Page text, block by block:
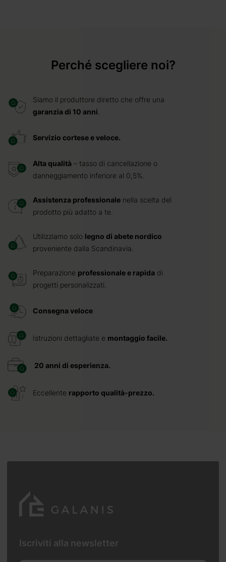
Perché scegliere noi?
Siamo il produttore diretto che offre una
garanzia di 10 anni
Servizio cortese e veloce.
Alta qualità – tasso di cancellazione o
danneggiamento inferiore al 0,5%.
Assistenza professionale nella scelta del
prodotto più adatto a te.
Utilizziamo solo legno di abete nordico
proveniente dalla Scandinavia.
Preparazione professionale e rapida di
progetti personalizzati.
Consegna veloce
Istruzioni dettagliate e montaggio facile.
20 anni di esperienza.
Eccellente rapporto qualità-prezzo.
Iscriviti alla newsletter